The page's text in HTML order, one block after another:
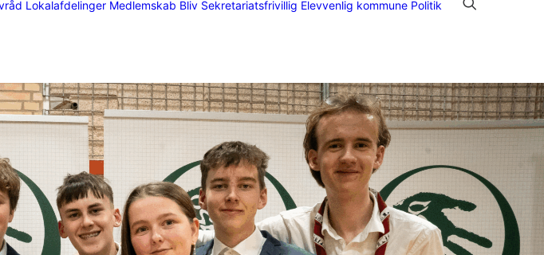
Lokalafdelinger Medlemskab Bliv Sekretariatsfrivillig Elevvenlig kommune Politik